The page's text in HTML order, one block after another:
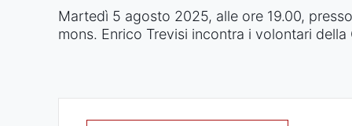
Martedì 5 agosto 2025, alle ore 19.00,
mons. Enrico Trevisi incontra i volontari della